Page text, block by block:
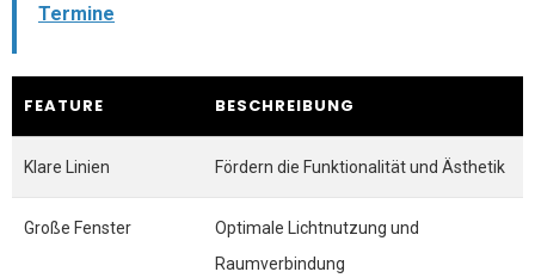
Termine
FEATURE BESCHREIBUNG
Klare Linien Fördern die Funktionalität und Ästhetik
Große Fenster
Optimale Lichtnutzung und
Raumverbindung